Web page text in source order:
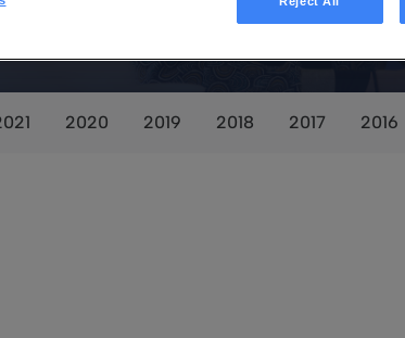
2020 2019 2018 2017 2016